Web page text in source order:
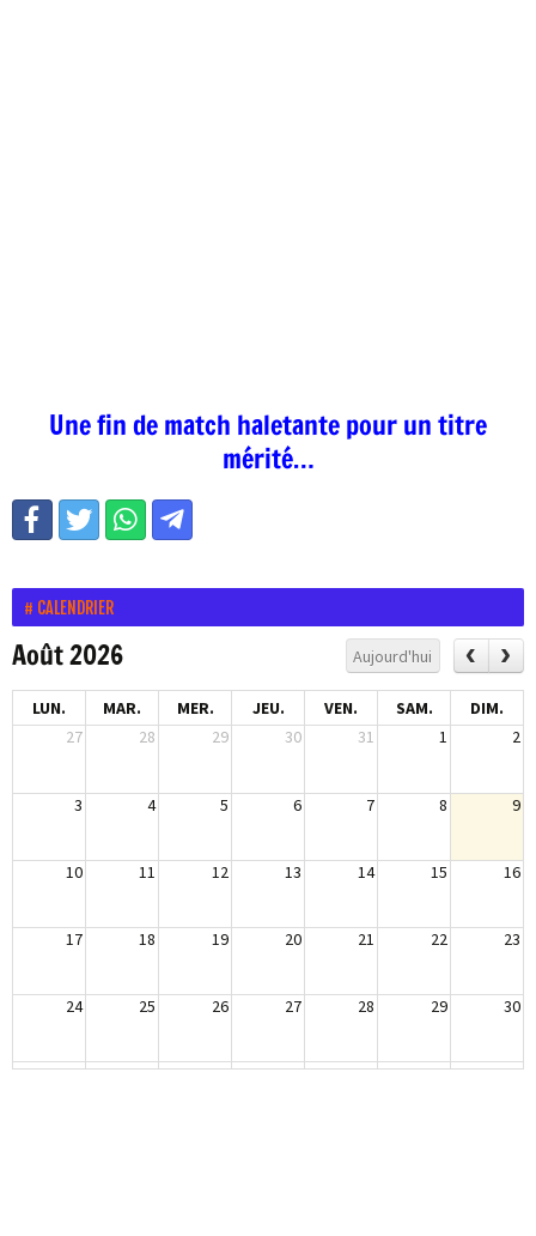
Une fin de match haletante pour un titre
mérité…
CALENDRIER
Août 2026 Aujourd'hui
LUN. MAR. MER. JEU. VEN. SAM.
DIM.
27
28 29 30 31 1 2
3 4 5 6 7 8 9
10 11 12 13 14 15 16
17 18 19 20 21 22 23
24 25 26 27 28 29 30
31 1 2 3 4 5 6